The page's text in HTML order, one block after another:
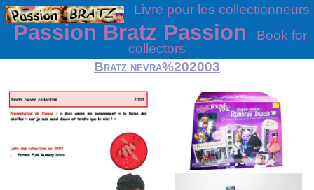
Livre pour les collectionneurs
Passion Bratz Passion
Book for
collectors
Bratz nevra%202003